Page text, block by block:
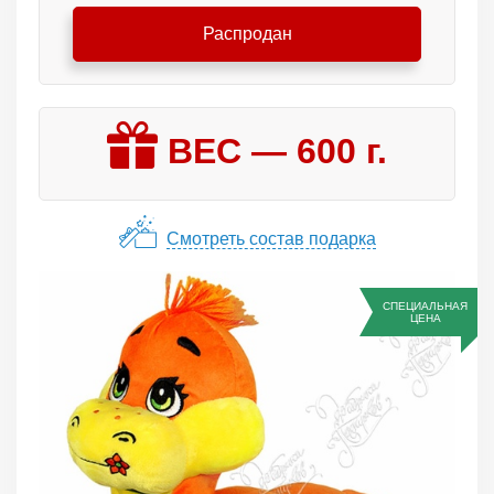
СПЕЦИАЛЬНАЯ
ЦЕНА
Распродан
ВЕС — 600 г.
Смотреть состав подарка